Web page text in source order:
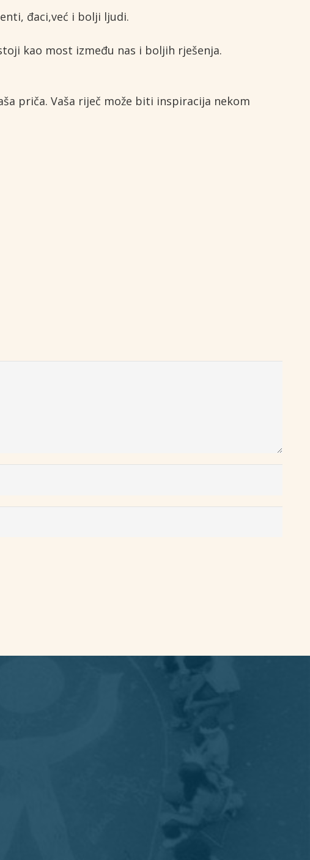
đaci,već i bolji ljudi.
kao most između nas i boljih rješenja.
priča. Vaša riječ može biti inspiracija nekom